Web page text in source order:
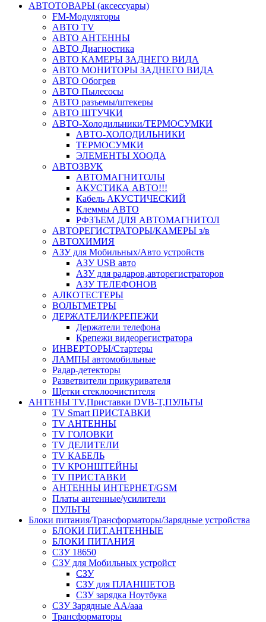
АВТОТОВАРЫ (аксессуары)
FM-Модуляторы
АВТО TV
АВТО АНТЕННЫ
АВТО Диагностика
АВТО КАМЕРЫ ЗАДНЕГО ВИДА
АВТО МОНИТОРЫ ЗАДНЕГО ВИДА
АВТО Обогрев
АВТО Пылесосы
АВТО разъемы/штекеры
АВТО ШТУЧКИ
АВТО-Холодильники/ТЕРМОСУМКИ
АВТО-ХОЛОДИЛЬНИКИ
ТЕРМОСУМКИ
ЭЛЕМЕНТЫ ХООДА
АВТОЗВУК
АВТОМАГНИТОЛЫ
АКУСТИКА АВТО!!!
Кабель АКУСТИЧЕСКИЙ
Клеммы АВТО
РФЗЪЕМ ДЛЯ АВТОМАГНИТОЛ
АВТОРЕГИСТРАТОРЫ/КАМЕРЫ з/в
АВТОХИМИЯ
АЗУ для Мобильных/Авто устройств
АЗУ USB авто
АЗУ для радаров,авторегистраторов
АЗУ ТЕЛЕФОНОВ
АЛКОТЕСТЕРЫ
ВОЛЬТМЕТРЫ
ДЕРЖАТЕЛИ/КРЕПЕЖИ
Держатели телефона
Крепежи видеорегистратора
ИНВЕРТОРЫ/Стартеры
ЛАМПЫ автомобильные
Радар-детекторы
Разветвители прикуривателя
Щетки стеклоочистителя
АНТЕНЫ ТV,Приставки DVB-T,ПУЛЬТЫ
TV Smart ПРИСТАВКИ
TV АНТЕННЫ
TV ГОЛОВКИ
TV ДЕЛИТЕЛИ
TV КАБЕЛЬ
TV КРОНШТЕЙНЫ
TV ПРИСТАВКИ
АНТЕННЫ ИНТЕРНЕТ/GSM
Платы антенные/усилители
ПУЛЬТЫ
Блоки питания/Трансформаторы/Зарядные устройства
БЛОКИ ПИТ.АНТЕННЫЕ
БЛОКИ ПИТАНИЯ
СЗУ 18650
СЗУ для Мобильных устройст
СЗУ
СЗУ для ПЛАНШЕТОВ
СЗУ зарядка Ноутбука
СЗУ Зарядные АА/ааа
Трансформаторы